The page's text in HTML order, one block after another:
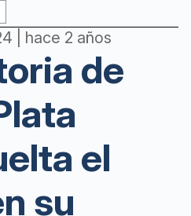
| hace 2 años
de
el
su